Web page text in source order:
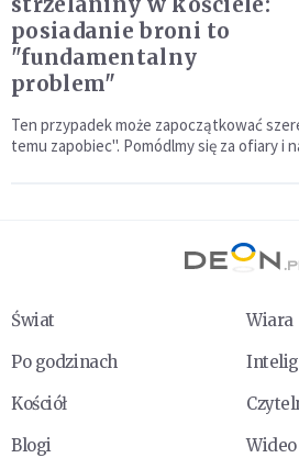
posiadanie broni to
"fundamentalny
problem"
Ten przypadek może zapoczątkować
temu zapobiec". Pomódlmy się za ofiary i
Świat
Wiara
Po godzinach
Kościół
Blogi
Wideo